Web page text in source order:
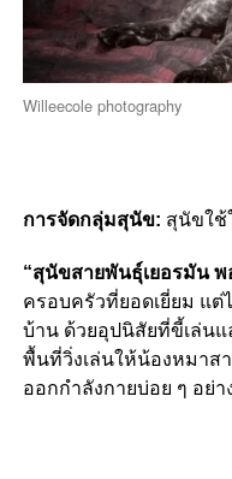
Willeecole photography
การจัดกลุ่มสุนัข: สุนัขใช้
“สุนัขสายพันธุ์เยอรมัน พ
ครอบครัวที่ยอดเยี่ยม แต่
บ้าน ด้วยอุปนิสัยที่ขี้เล่น
พื้นที่วิ่งเล่นให้น้องหมาส
ออกกำลังกายบ่อย ๆ อย่